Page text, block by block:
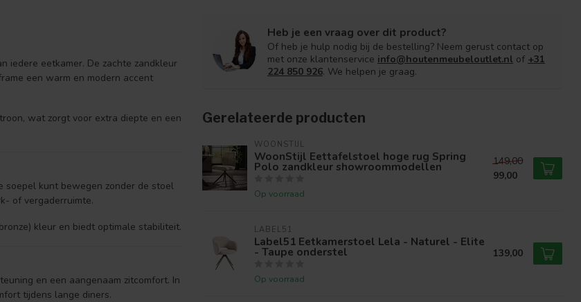
iedere eetkamer. De zachte zandkleur
een warm en modern accent
wat zorgt voor extra diepte en een
soepel kunt bewegen zonder de stoel
of vergaderruimte.
kleur en biedt optimale stabiliteit.
en een aangenaam zitcomfort. In
tijdens lange diners.
Heb je een vraag over dit product?
Of heb je hulp nodig bij de bestelling? Neem gerust contact op
met onze klantenservice info@houtenmeubeloutlet.nl of +31
224 850 926. We helpen je graag.
Gerelateerde producten
WOONSTIJL
WoonStijl Eettafelstoel hoge rug Spring
Polo zandkleur showroommodellen
Op voorraad
149,00
99,00
LABEL51
Label51 Eetkamerstoel Lela - Naturel - Elite
- Taupe onderstel
Op voorraad
139,00